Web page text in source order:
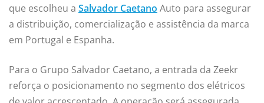
que escolheu a Salvador Caetano Auto para assegurar
a distribuição, comercialização e assistência da marca
em Portugal e Espanha.
Para o Grupo Salvador Caetano, a entrada da Zeekr
reforça o posicionamento no segmento dos elétricos